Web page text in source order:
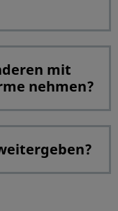
mit
nehmen?